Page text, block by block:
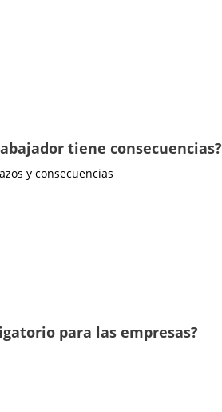
tiene consecuencias?
y consecuencias
para las empresas?